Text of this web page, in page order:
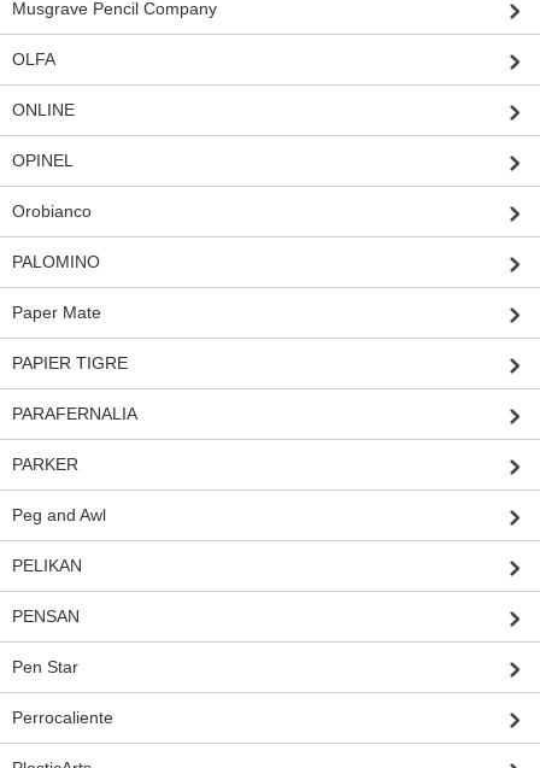
Musgrave Pencil Company
OLFA
ONLINE
OPINEL
Orobianco
PALOMINO
Paper Mate
PAPIER TIGRE
PARAFERNALIA
PARKER
Peg and Awl
PELIKAN
PENSAN
Pen Star
Perrocaliente